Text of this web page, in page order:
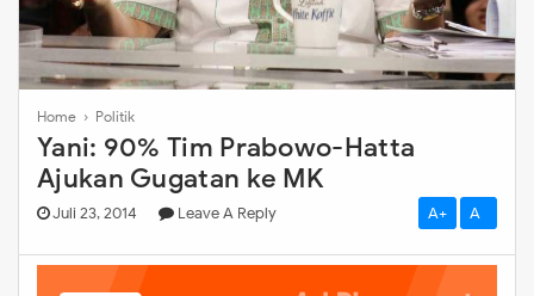
Home › Politik
Yani: 90% Tim Prabowo-Hatta
Ajukan Gugatan ke MK
Juli 23, 2014 Leave A Reply A+ A-